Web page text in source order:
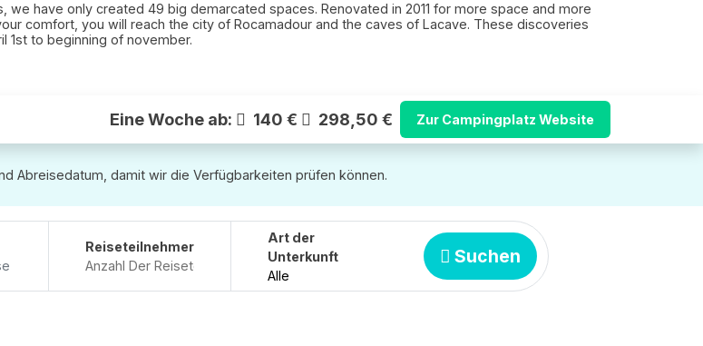
have only created 49 big demarcated spaces. Renovated in 2011 for more space and more
comfort, you will reach the city of Rocamadour and the caves of Lacave. These discoveries
open from april 1st to beginning of november.
Eine Woche ab: 140 € 298,50 € Zur Campingplatz Website
Abreisedatum, damit wir die Verfügbarkeiten prüfen können.
Reiseteilnehmer
Art der
Unterkunft
Alle
Suchen